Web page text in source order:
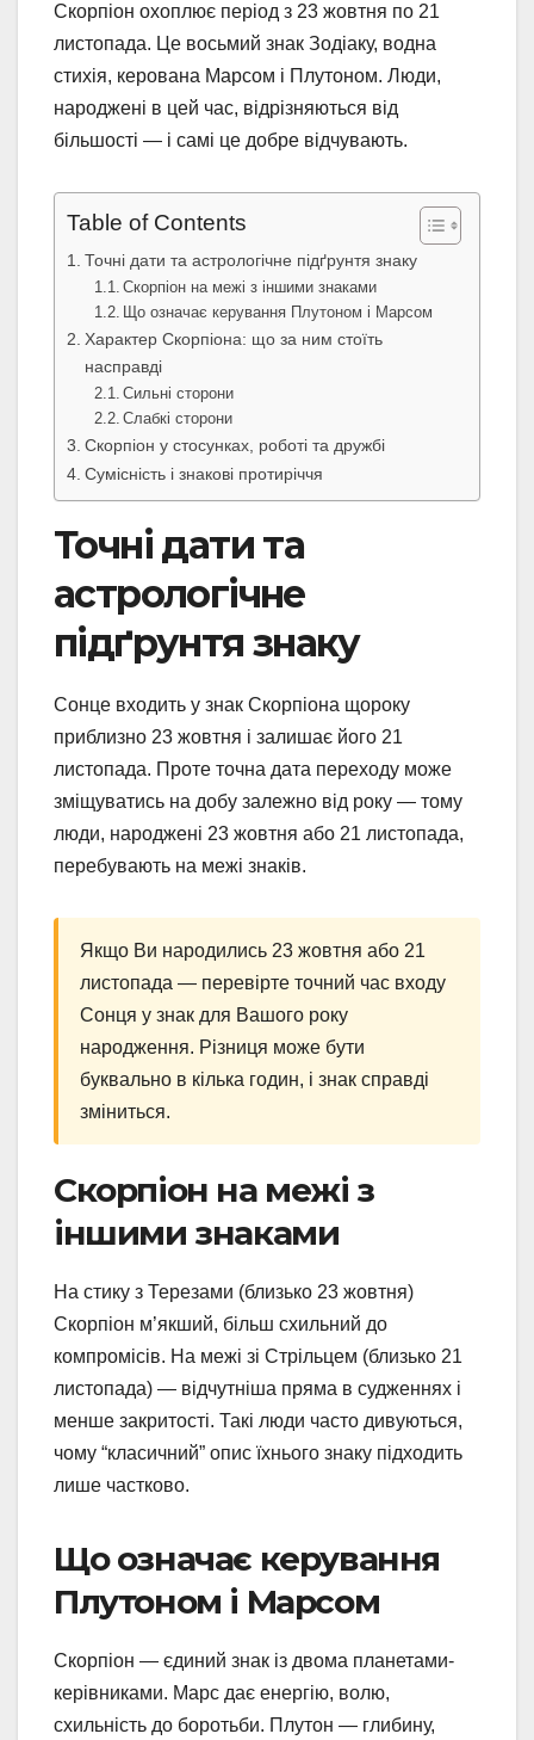
Скорпіон охоплює період з 23 жовтня по 21
листопада. Це восьмий знак Зодіаку, водна
стихія, керована Марсом і Плутоном. Люди,
народжені в цей час, відрізняються від
більшості — і самі це добре відчувають.
Table of Contents
Точні дати та астрологічне підґрунтя знаку
Скорпіон на межі з іншими знаками
Що означає керування Плутоном і Марсом
Характер Скорпіона: що за ним стоїть
насправді
Сильні сторони
Слабкі сторони
Скорпіон у стосунках, роботі та дружбі
Сумісність і знакові протиріччя
Точні дати та
астрологічне
підґрунтя знаку
Сонце входить у знак Скорпіона щороку
приблизно 23 жовтня і залишає його 21
листопада. Проте точна дата переходу може
зміщуватись на добу залежно від року — тому
люди, народжені 23 жовтня або 21 листопада,
перебувають на межі знаків.
Якщо Ви народились 23 жовтня або 21
листопада — перевірте точний час входу
Сонця у знак для Вашого року
народження. Різниця може бути
буквально в кілька годин, і знак справді
зміниться.
Скорпіон на межі з
іншими знаками
На стику з Терезами (близько 23 жовтня)
Скорпіон м’якший, більш схильний до
компромісів. На межі зі Стрільцем (близько 21
листопада) — відчутніша пряма в судженнях і
менше закритості. Такі люди часто дивуються,
чому “класичний” опис їхнього знаку підходить
лише частково.
Що означає керування
Плутоном і Марсом
Скорпіон — єдиний знак із двома планетами-
керівниками. Марс дає енергію, волю,
схильність до боротьби. Плутон — глибину,